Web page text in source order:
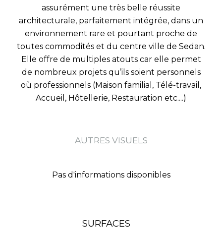
assurément une très belle réussite
architecturale, parfaitement intégrée, dans un
environnement rare et pourtant proche de
toutes commodités et du centre ville de Sedan.
Elle offre de multiples atouts car elle permet
de nombreux projets qu’ils soient personnels
où professionnels (Maison familial, Télé-travail,
Accueil, Hôtellerie, Restauration etc....)
AUTRES VISUELS
Pas d'informations disponibles
SURFACES